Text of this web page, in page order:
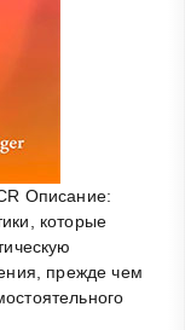
Описание:
которые
прежде чем